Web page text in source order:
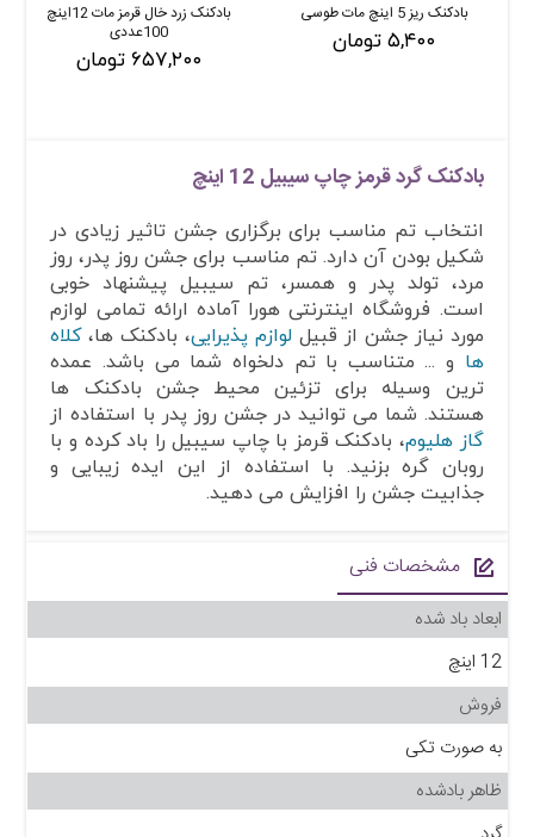
بادکنک ریز 5 اینچ مات طوسی
۵,۴۰۰ تومان
بادکنک زرد خال قرمز مات 12اینچ
100عددی
۶۵۷,۲۰۰ تومان
بادکنک گرد قرمز چاپ سیبیل 12 اینچ
انتخاب تم مناسب برای برگزاری جشن تاثیر زیادی در
شکیل بودن آن دارد. تم مناسب برای جشن روز پدر، روز
مرد، تولد پدر و همسر، تم سیبیل پیشنهاد خوبی
است. فروشگاه اینترنتی هورا آماده ارائه تمامی لوازم
مورد نیاز جشن از قبیل لوازم پذیرایی، بادکنک ها،کلاه
ها و ... متناسب با تم دلخواه شما می باشد. عمده
ترین وسیله برای تزئین محیط جشن بادکنک ها
هستند. شما می توانید در جشن روز پدر با استفاده از
گاز هلیوم، بادکنک قرمز با چاپ سیبیل را باد کرده و با
روبان گره بزنید. با استفاده از این ایده زیبایی و
جذابیت جشن را افزایش می دهید.
مشخصات فنی
ابعاد باد شده
12 اینچ
فروش
به صورت تکی
ظاهر بادشده